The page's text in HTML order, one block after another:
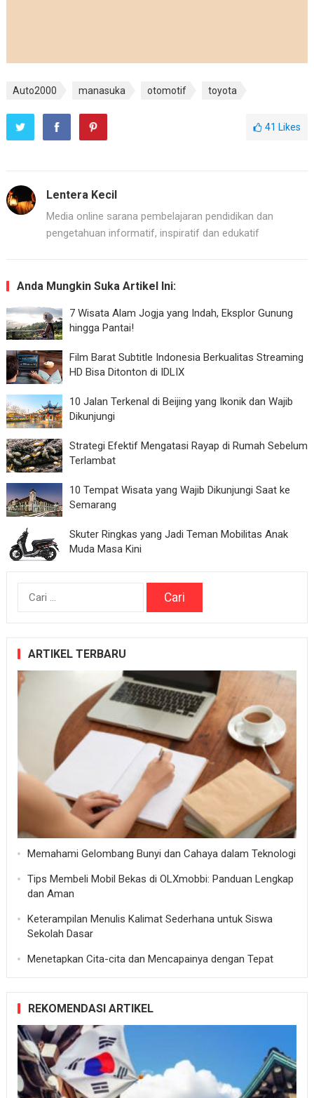
Auto2000 manasuka otomotif toyota
41 Likes
Lentera Kecil
Media online sarana pembelajaran pendidikan dan
pengetahuan informatif, inspiratif dan edukatif
Anda Mungkin Suka Artikel Ini:
7 Wisata Alam Jogja yang Indah, Eksplor Gunung
hingga Pantai!
Film Barat Subtitle Indonesia Berkualitas Streaming
HD Bisa Ditonton di IDLIX
10 Jalan Terkenal di Beijing yang Ikonik dan Wajib
Dikunjungi
Strategi Efektif Mengatasi Rayap di Rumah Sebelum
Terlambat
10 Tempat Wisata yang Wajib Dikunjungi Saat ke
Semarang
Skuter Ringkas yang Jadi Teman Mobilitas Anak
Muda Masa Kini
Cari
ARTIKEL TERBARU
Memahami Gelombang Bunyi dan Cahaya dalam Teknologi
Tips Membeli Mobil Bekas di OLXmobbi: Panduan Lengkap
dan Aman
Keterampilan Menulis Kalimat Sederhana untuk Siswa
Sekolah Dasar
Menetapkan Cita-cita dan Mencapainya dengan Tepat
REKOMENDASI ARTIKEL